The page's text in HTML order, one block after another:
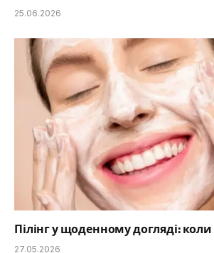
25.06.2026
Пілінг у щоденному догляді:
27.05.2026